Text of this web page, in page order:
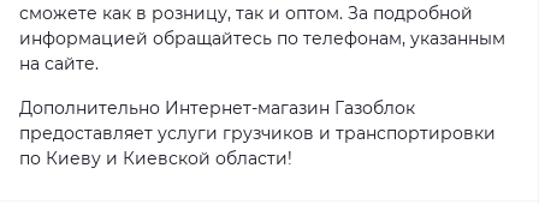
сможете как в розницу, так и оптом. За подробной
информацией обращайтесь по телефонам, указанным
на сайте.
Дополнительно Интернет-магазин Газоблок
предоставляет услуги грузчиков и транспортировки
по Киеву и Киевской области!